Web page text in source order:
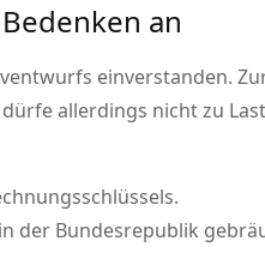
an
einverstanden.
allerdings nicht zu
der Bundesrepublik